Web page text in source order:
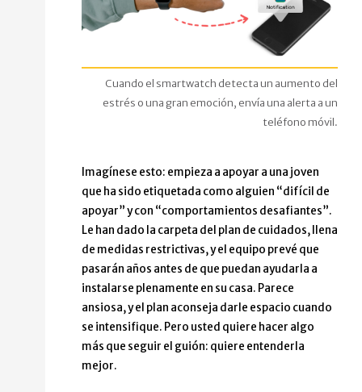
Cuando el smartwatch detecta un aumento del
estrés o una gran emoción, envía una alerta a un
teléfono móvil.
Imagínese esto: empieza a apoyar a una joven
que ha sido etiquetada como alguien “difícil de
apoyar” y con “comportamientos desafiantes”.
Le han dado la carpeta del plan de cuidados, llena
de medidas restrictivas, y el equipo prevé que
pasarán años antes de que puedan ayudarla a
instalarse plenamente en su casa. Parece
ansiosa, y el plan aconseja darle espacio cuando
se intensifique. Pero usted quiere hacer algo
más que seguir el guión: quiere entenderla
mejor.